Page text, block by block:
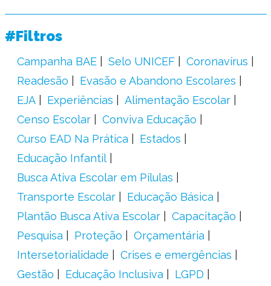
#Filtros
Campanha BAE Selo UNICEF
Coronavírus
Readesão
Evasão e Abandono Escolares
EJA
Experiências
Alimentação Escolar
Censo Escolar
Conviva Educação
Curso EAD Na Prática
Estados
Educação Infantil
Busca Ativa Escolar em Pílulas
Transporte Escolar
Educação Básica
Plantão Busca Ativa Escolar
Capacitação
Pesquisa
Proteção
Orçamentária
Intersetorialidade
Crises e emergências
Gestão
Educação Inclusiva
LGPD